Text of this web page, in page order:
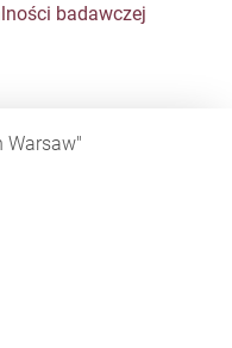
badawczej
Warsaw"